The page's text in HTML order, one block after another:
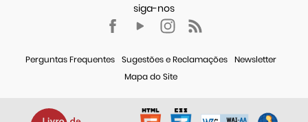
Perguntas Frequentes Sugestões e Reclamações
Newsletter
Mapa do Site